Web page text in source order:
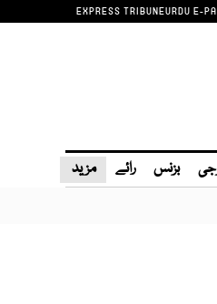
EXPRESS TRIBUNEURDU E-
بزنس رائے مزید